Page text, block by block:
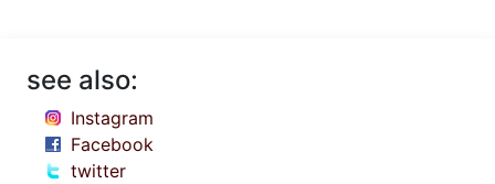
see also:
Instagram
Facebook
twitter